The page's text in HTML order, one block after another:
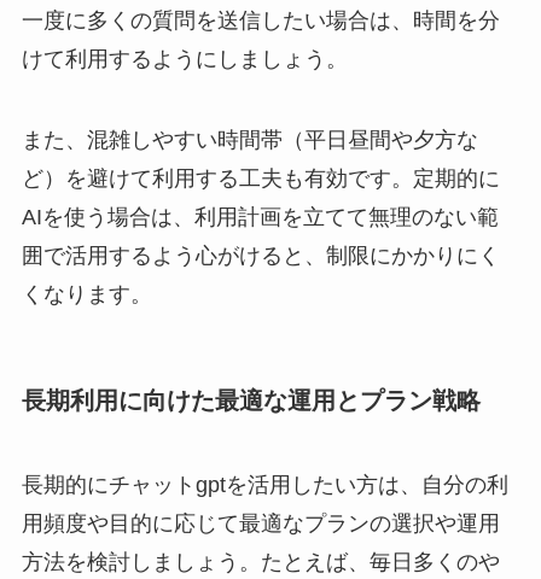
一度に多くの質問を送信したい場合は、時間を分
けて利用するようにしましょう。
また、混雑しやすい時間帯（平日昼間や夕方な
ど）を避けて利用する工夫も有効です。定期的に
AIを使う場合は、利用計画を立てて無理のない範
囲で活用するよう心がけると、制限にかかりにく
くなります。
長期利用に向けた最適な運用とプラン戦略
長期的にチャットgptを活用したい方は、自分の利
用頻度や目的に応じて最適なプランの選択や運用
方法を検討しましょう。たとえば、毎日多くのや